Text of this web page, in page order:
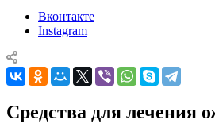
Вконтакте
Instagram
Средства для лечения